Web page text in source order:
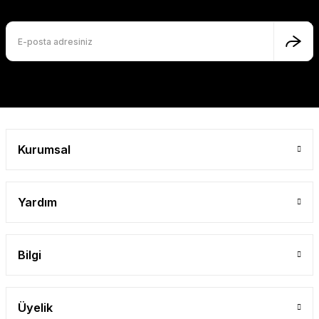
Ürün fiyatı diğer sitelerden daha pahalı.
Bu ürüne benzer farklı alternatifler olmalı.
Kurumsal
Yardım
Bilgi
Üyelik